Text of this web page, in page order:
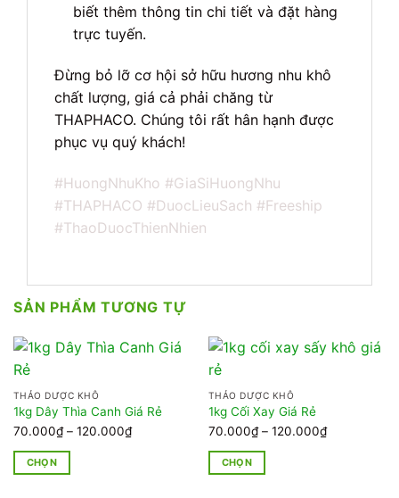
biết thêm thông tin chi tiết và đặt hàng
trực tuyến.
Đừng bỏ lỡ cơ hội sở hữu hương nhu khô
chất lượng, giá cả phải chăng từ
THAPHACO. Chúng tôi rất hân hạnh được
phục vụ quý khách!
#HuongNhuKho #GiaSiHuongNhu
#THAPHACO #DuocLieuSach #Freeship
#ThaoDuocThienNhien
SẢN PHẨM TƯƠNG TỰ
THẢO DƯỢC KHÔ
1kg Dây Thìa Canh Giá Rẻ
70.000₫ – 120.000₫Khoảng
CHỌN
THẢO DƯỢC KHÔ
1kg Cối Xay Giá Rẻ
70.000₫ – 120.000₫Khoảng
CHỌN